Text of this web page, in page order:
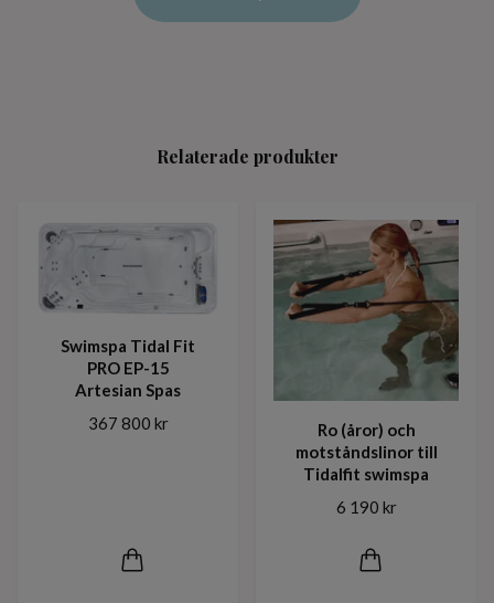
Relaterade produkter
Swimspa Tidal Fit
PRO EP-15
Artesian Spas
367 800 kr
Ro (åror) och
motståndslinor till
Tidalfit swimspa
6 190 kr